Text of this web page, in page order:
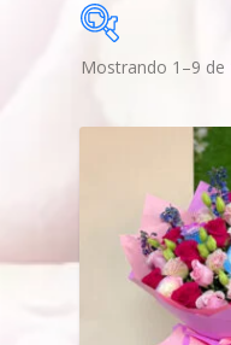
En oferta(0)
Mostrando 1–9 de